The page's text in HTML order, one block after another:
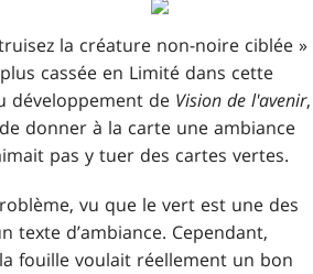
la créature non-noire ciblée »
cassée en Limité dans cette
développement de Vision de l'avenir,
donner à la carte une ambiance
pas y tuer des cartes vertes.
vu que le vert est une des
d’ambiance. Cependant,
fouille voulait réellement un bon